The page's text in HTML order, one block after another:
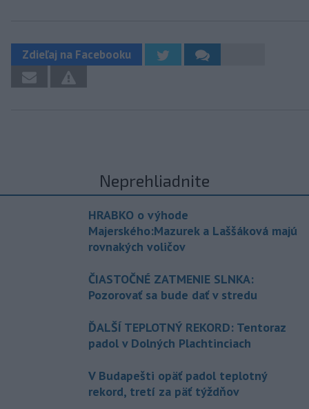
Zdieľaj na Facebooku
Neprehliadnite
HRABKO o výhode
Majerského:Mazurek a Laššáková majú
rovnakých voličov
ČIASTOČNÉ ZATMENIE SLNKA:
Pozorovať sa bude dať v stredu
ĎALŠÍ TEPLOTNÝ REKORD: Tentoraz
padol v Dolných Plachtinciach
V Budapešti opäť padol teplotný
rekord, tretí za päť týždňov